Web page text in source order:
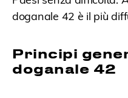
doganale 42 è il più
Principi
doganale 42